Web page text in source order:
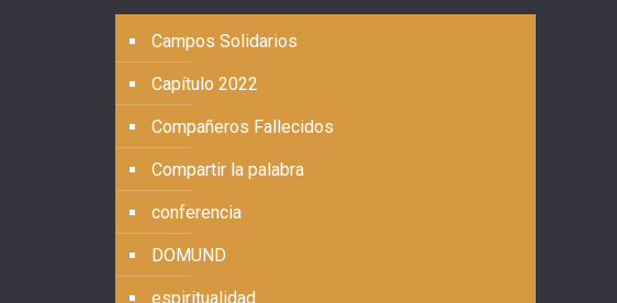
Campos Solidarios
Capítulo 2022
Compañeros Fallecidos
Compartir la palabra
conferencia
DOMUND
espiritualidad